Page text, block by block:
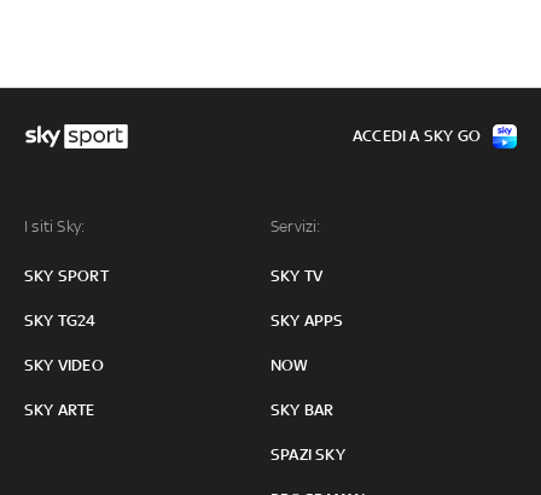
I siti Sky:
SKY SPORT
SKY TG24
SKY VIDEO
SKY ARTE
Servizi:
SKY TV
SKY APPS
NOW
SKY BAR
SPAZI SKY
ACCEDI A SKY GO